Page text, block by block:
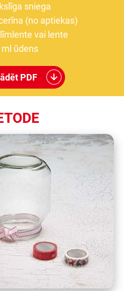
sniega
(no aptiekas)
vai lente
ūdens
PDF